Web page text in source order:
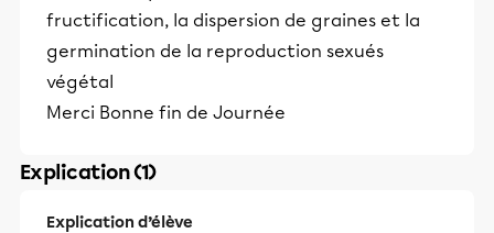
fructification, la dispersion de graines et la
germination de la reproduction sexués
végétal
Merci Bonne fin de Journée
Explication (1)
Explication d’élève